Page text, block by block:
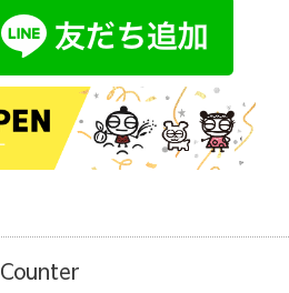
Counter